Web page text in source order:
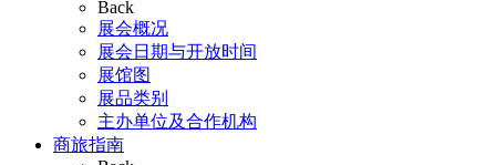
Back
展会概况
展会日期与开放时间
展馆图
展品类别
主办单位及合作机构
商旅指南